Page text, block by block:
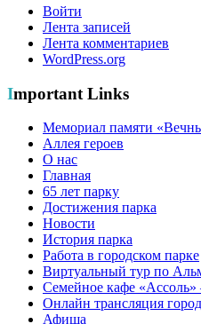
Войти
Лента записей
Лента комментариев
WordPress.org
Important Links
Мемориал памяти
Аллея героев
О нас
Главная
65 лет парку
Достижения парка
Новости
История парка
Работа в городском парке
Виртуальный тур по
Семейное кафе
Онлайн трансляция
Афиша